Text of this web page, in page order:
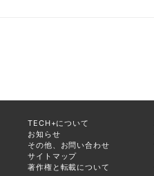
TECH+について
お知らせ
その他、お問い合わせ
サイトマップ
著作権と転載について